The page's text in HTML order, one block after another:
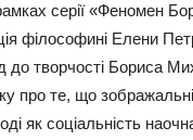
серії «Феномен
філософині Елени
до творчості Бориса
про те, що
як соціальність